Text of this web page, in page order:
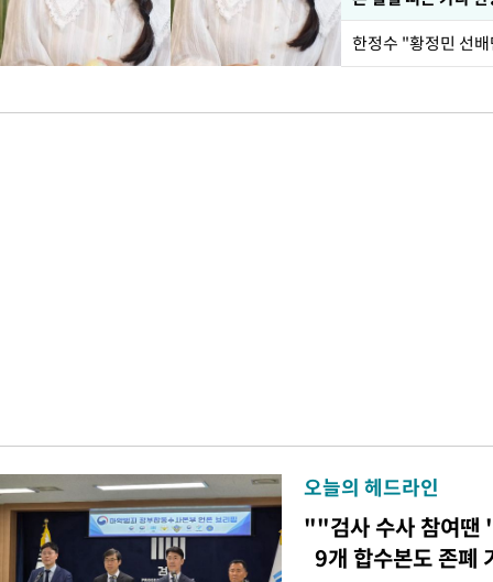
오늘의 헤드라인
""검사 수사 참여
9개 합수본도 존폐